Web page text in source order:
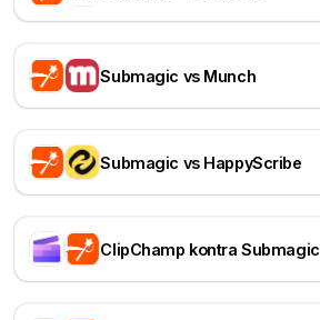
Submagic vs Munch
Submagic vs HappyScribe
ClipChamp kontra Submagic